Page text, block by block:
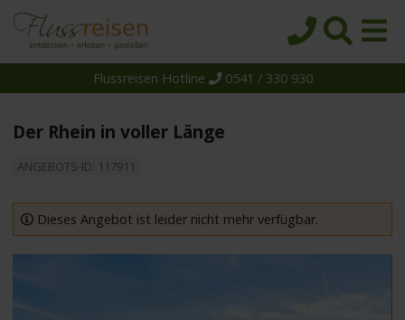
Reedereien
Schiffe
Flussreisen Hotline 0541 / 330 930
Der Rhein in voller Länge
ANGEBOTS-ID: 117911
Dieses Angebot ist leider nicht mehr verfügbar.